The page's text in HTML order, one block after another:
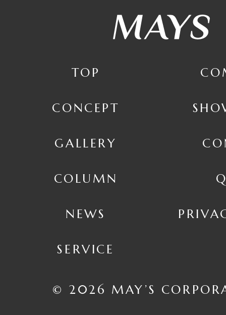
TOP
CONCEPT
GALLERY
COLUMN
NEWS
SERVICE
© 2026 MAY’S